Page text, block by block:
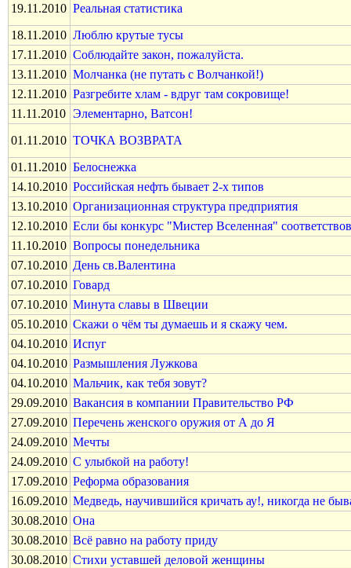
19.11.2010 Реальная статистика
18.11.2010 Люблю крутые тусы
17.11.2010 Соблюдайте закон, пожалуйста.
13.11.2010 Молчанка (не путать с Волчанкой!)
12.11.2010 Разгребите хлам - вдруг там сокровище!
11.11.2010 Элементарно, Ватсон!
01.11.2010 ТОЧКА ВОЗВРАТА
01.11.2010 Белоснежка
14.10.2010 Российская нефть бывает 2-х типов
13.10.2010 Организационная структура предприятия
12.10.2010 Если бы конкурс "Мистер Вселенная"
11.10.2010 Вопросы понедельника
07.10.2010 День св.Валентина
07.10.2010 Говард
07.10.2010 Минута славы в Швеции
05.10.2010 Скажи о чём ты думаешь и я скажу чем.
04.10.2010 Испуг
04.10.2010 Размышления Лужкова
04.10.2010 Мальчик, как тебя зовут?
29.09.2010 Вакансия в компании Правительство РФ
27.09.2010 Перечень женского оружия от А до Я
24.09.2010 Мечты
24.09.2010 С улыбкой на работу!
17.09.2010 Реформа образования
16.09.2010 Медведь, научившийся кричать ау!, никогда не
30.08.2010 Она
30.08.2010 Всё равно на работу приду
30.08.2010 Стихи уставшей деловой женщины